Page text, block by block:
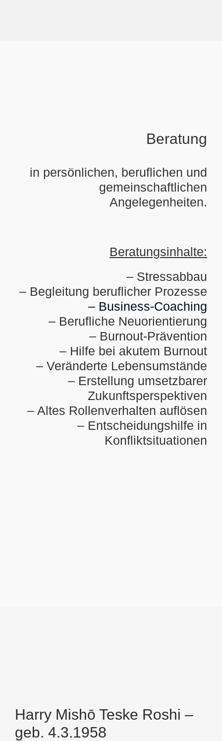
Beratung
in persönlichen, beruflichen und
gemeinschaftlichen
Angelegenheiten.
Beratungsinhalte:
– Stressabbau
– Begleitung beruflicher Prozesse
– Business-Coaching
– Berufliche Neuorientierung
– Burnout-Prävention
– Hilfe bei akutem Burnout
– Veränderte Lebensumstände
– Erstellung umsetzbarer
Zukunftsperspektiven
– Altes Rollenverhalten auflösen
– Entscheidungshilfe in
Konfliktsituationen
Harry Mishō Teske Roshi –
geb. 4.3.1958